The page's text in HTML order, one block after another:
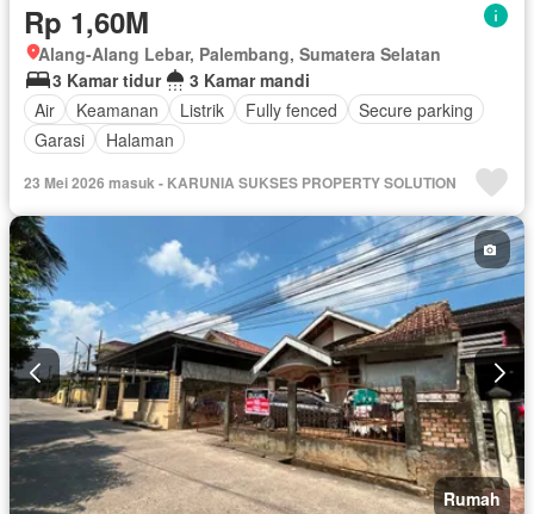
Rp 1,60M
Alang-Alang Lebar, Palembang, Sumatera Selatan
3 Kamar tidur
3 Kamar mandi
Air
Keamanan Listrik Fully fenced
Secure parking
Garasi
Halaman
23 Mei 2026 masuk - KARUNIA SUKSES PROPERTY SOLUTION
Rumah